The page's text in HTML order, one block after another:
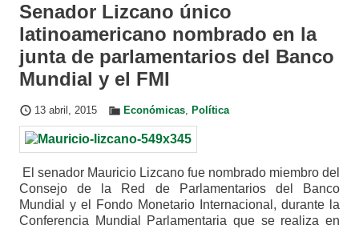
Senador Lizcano único
latinoamericano nombrado en la
junta de parlamentarios del Banco
Mundial y el FMI
13 abril, 2015 Económicas, Política
El senador Mauricio Lizcano fue nombrado miembro del
Consejo de la Red de Parlamentarios del Banco
Mundial y el Fondo Monetario Internacional, durante la
Conferencia Mundial Parlamentaria que se realiza en